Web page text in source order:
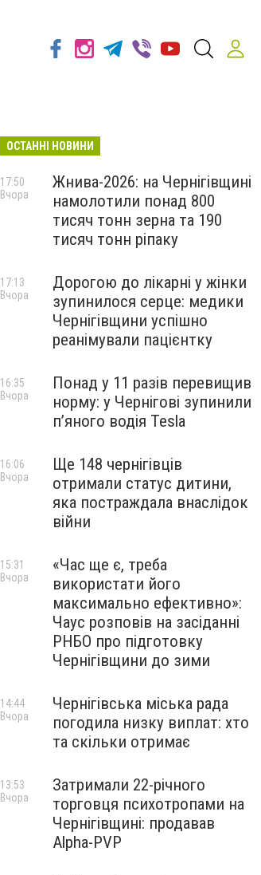
ОСТАННІ НОВИНИ
Жнива-2026: на Чернігівщині
намолотили понад 800
тисяч тонн зерна та 190
тисяч тонн ріпаку
17:50
Вчора
Дорогою до лікарні у жінки
зупинилося серце: медики
Чернігівщини успішно
реанімували пацієнтку
17:13
Вчора
Понад у 11 разів перевищив
норму: у Чернігові зупинили
пʼяного водія Tesla
16:35
Вчора
Ще 148 чернігівців
отримали статус дитини,
яка постраждала внаслідок
війни
16:06
Вчора
«Час ще є, треба
використати його
максимально ефективно»:
Чаус розповів на засіданні
РНБО про підготовку
Чернігівщини до зими
15:31
Вчора
Чернігівська міська рада
погодила низку виплат: хто
та скільки отримає
14:44
Вчора
Затримали 22-річного
торговця психотропами на
Чернігівщині: продавав
Alpha-PVP
13:53
Вчора